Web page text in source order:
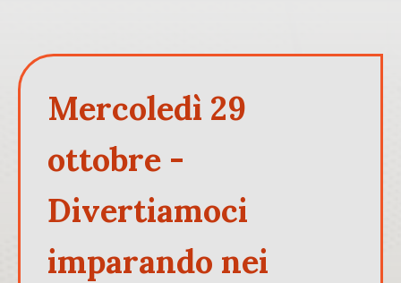
Mercoledì 29
ottobre -
Divertiamoci
imparando nei